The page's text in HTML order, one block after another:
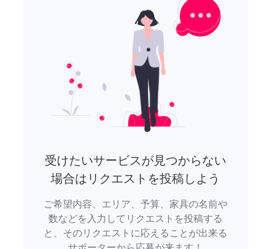
受けたいサービスが見つからない
場合はリクエストを投稿しよう
ご希望内容、エリア、予算、家具の名前や
数などを入力してリクエストを投稿する
と、そのリクエストに応えることが出来る